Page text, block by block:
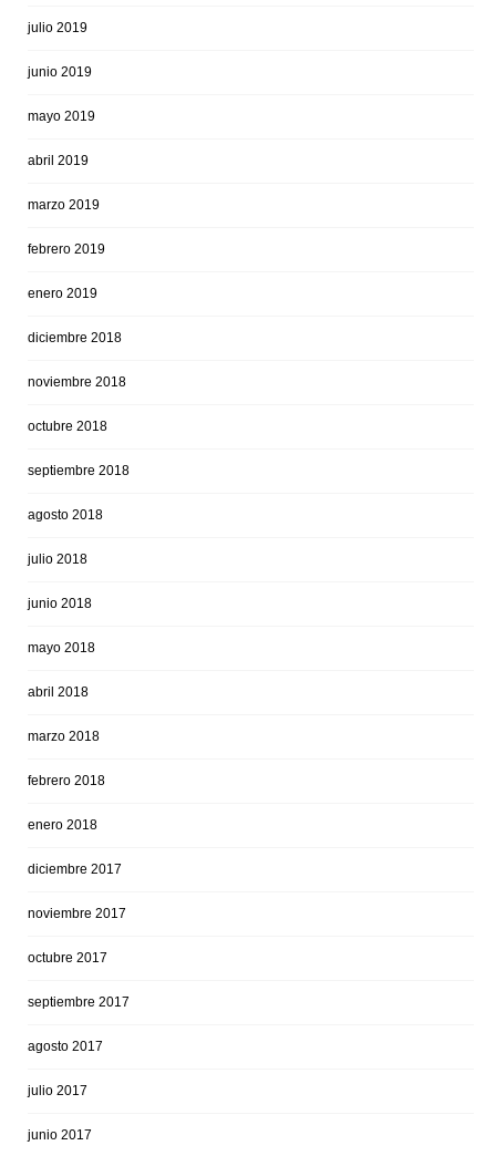
julio 2019
junio 2019
mayo 2019
abril 2019
marzo 2019
febrero 2019
enero 2019
diciembre 2018
noviembre 2018
octubre 2018
septiembre 2018
agosto 2018
julio 2018
junio 2018
mayo 2018
abril 2018
marzo 2018
febrero 2018
enero 2018
diciembre 2017
noviembre 2017
octubre 2017
septiembre 2017
agosto 2017
julio 2017
junio 2017